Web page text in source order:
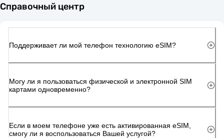
Справочный центр
Поддерживает ли мой телефон технологию eSIM?
Могу ли я пользоваться физической и электронной SIM
картами одновременно?
Если в моем телефоне уже есть активированная eSIM,
смогу ли я воспользоваться Вашей услугой?